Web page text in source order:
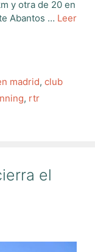
y otra de 20 en
Abantos … Leer
madrid, club
, rtr
el